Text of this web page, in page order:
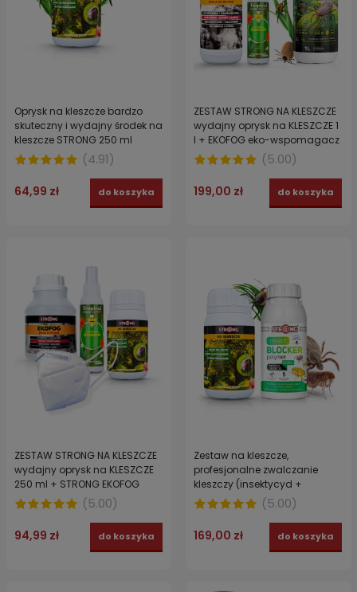
Oprysk na kleszcze bardzo
skuteczny i wydajny środek na
kleszcze STRONG 250 ml
(4.91)
64,99 zł do koszyka
ZESTAW STRONG NA KLESZCZE
wydajny oprysk na KLESZCZE 1
l + EKOFOG eko-wspomagacz
1 l + SPRAY TROPICAL 15% DEET
100 ML + MASECZKA MASKA
OCHRONNA FFP2 do zabiegów
(5.00)
199,00 zł do koszyka
ZESTAW STRONG NA KLESZCZE
wydajny oprysk na KLESZCZE
250 ml + STRONG EKOFOG
wspomagacz 250 ml + SPRAY
TROPICAL 15% DEET 100 ML +
MASECZKA MASKA OCHRONNA
FFP2 do zabiegów.
(5.00)
94,99 zł do koszyka
Zestaw na kleszcze,
profesjonalne zwalczanie
kleszczy (insektycyd +
wzmacniacz polimerowy) -
TICKS DOUBLE POWER STRONG
(5.00)
169,00 zł do koszyka